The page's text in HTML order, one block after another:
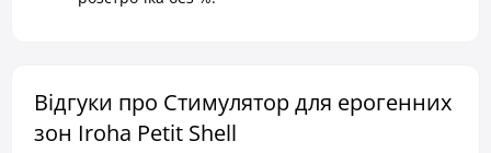
Відгуки про Стимулятор для ерогенних
зон Iroha Petit Shell